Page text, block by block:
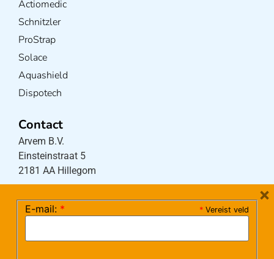
Actiomedic
Schnitzler
ProStrap
Solace
Aquashield
Dispotech
Contact
Arvem B.V.
Einsteinstraat 5
2181 AA Hillegom
Tel:0252-533256
08:30-16:00 uur)
* Vereist veld
E-mail: *
×